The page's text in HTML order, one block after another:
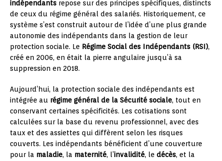
indépendants repose sur des principes spécifiques, distincts
de ceux du régime général des salariés. Historiquement, ce
système s’est construit autour de l’idée d’une plus grande
autonomie des indépendants dans la gestion de leur
protection sociale. Le Régime Social des Indépendants (RSI),
créé en 2006, en était la pierre angulaire jusqu’à sa
suppression en 2018.
Aujourd’hui, la protection sociale des indépendants est
intégrée au régime général de la Sécurité sociale, tout en
conservant certaines spécificités. Les cotisations sont
calculées sur la base du revenu professionnel, avec des
taux et des assiettes qui diffèrent selon les risques
couverts. Les indépendants bénéficient d’une couverture
pour la maladie, la maternité, l’invalidité, le décès, et la